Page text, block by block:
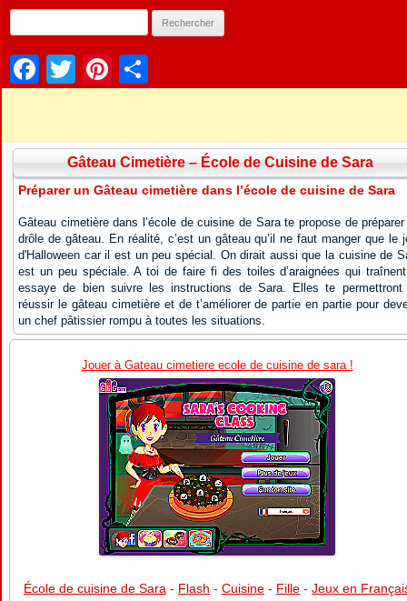
Facebook
TwitterPinterest
Gâteau Cimetière – École de Cuisine de Sara
Préparer un Gâteau cimetière dans l’école de cuisine de Sara
Gâteau cimetière dans l’école de cuisine de Sara te propose de
drôle de gâteau. En réalité, c’est un gâteau qu’il ne faut manger que le
d'Halloween car il est un peu spécial. On dirait aussi que la cuisine de
est un peu spéciale. A toi de faire fi des toiles d’araignées qui
essaye de bien suivre les instructions de Sara. Elles te permettront
réussir le gâteau cimetière et de t’améliorer de partie en partie pour
un chef pâtissier rompu à toutes les situations.
Jouer à Gateau cimetiere ecole de cuisine de sara !
École de cuisine de Sara - Flash - Cuisine - Fille - Jeux en